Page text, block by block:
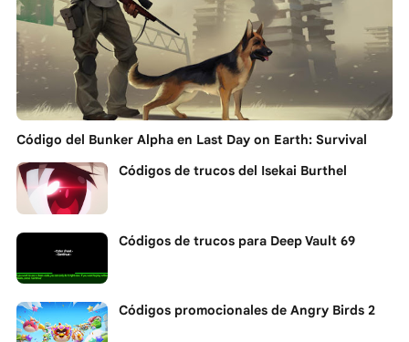
Código del Bunker Alpha en Last Day on Earth: Survival
Códigos de trucos del Isekai Burthel
Códigos de trucos para Deep Vault 69
Códigos promocionales de Angry Birds 2